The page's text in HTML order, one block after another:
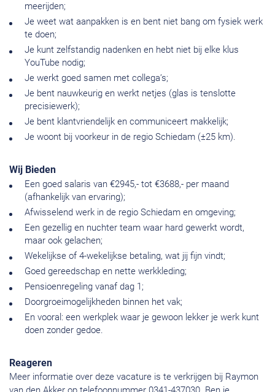
meerijden;
Je weet wat aanpakken is en bent niet bang om fysiek werk
te doen;
Je kunt zelfstandig nadenken en hebt niet bij elke klus
YouTube nodig;
Je werkt goed samen met collega’s;
Je bent nauwkeurig en werkt netjes (glas is tenslotte
precisiewerk);
Je bent klantvriendelijk en communiceert makkelijk;
Je woont bij voorkeur in de regio Schiedam (±25 km).
Wij Bieden
Een goed salaris van €2945,- tot €3688,- per maand
(afhankelijk van ervaring);
Afwisselend werk in de regio Schiedam en omgeving;
Een gezellig en nuchter team waar hard gewerkt wordt,
maar ook gelachen;
Wekelijkse of 4-wekelijkse betaling, wat jij fijn vindt;
Goed gereedschap en nette werkkleding;
Pensioenregeling vanaf dag 1;
Doorgroeimogelijkheden binnen het vak;
En vooral: een werkplek waar je gewoon lekker je werk kunt
doen zonder gedoe.
Reageren
Meer informatie over deze vacature is te verkrijgen bij Raymon